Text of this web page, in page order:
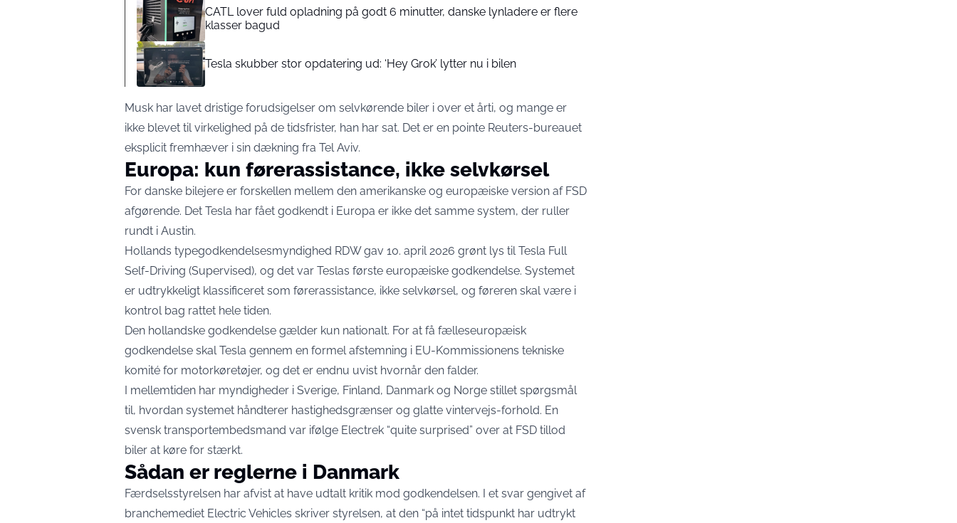
CATL lover fuld opladning på godt 6 minutter, danske lynladere er flere
klasser bagud
Tesla skubber stor opdatering ud: ‘Hey Grok’ lytter nu i bilen
Musk har lavet dristige forudsigelser om selvkørende biler i over et årti, og mange er
ikke blevet til virkelighed på de tidsfrister, han har sat. Det er en pointe Reuters-bureauet
eksplicit fremhæver i sin dækning fra Tel Aviv.
Europa: kun førerassistance, ikke selvkørsel
For danske bilejere er forskellen mellem den amerikanske og europæiske version af FSD
afgørende. Det Tesla har fået godkendt i Europa er ikke det samme system, der ruller
rundt i Austin.
Hollands typegodkendelsesmyndighed RDW gav 10. april 2026 grønt lys til Tesla Full
Self-Driving (Supervised), og det var Teslas første europæiske godkendelse. Systemet
er udtrykkeligt klassificeret som førerassistance, ikke selvkørsel, og føreren skal være i
kontrol bag rattet hele tiden.
Den hollandske godkendelse gælder kun nationalt. For at få fælleseuropæisk
godkendelse skal Tesla gennem en formel afstemning i EU-Kommissionens tekniske
komité for motorkøretøjer, og det er endnu uvist hvornår den falder.
I mellemtiden har myndigheder i Sverige, Finland, Danmark og Norge stillet spørgsmål
til, hvordan systemet håndterer hastighedsgrænser og glatte vintervejs-forhold. En
svensk transportembedsmand var ifølge Electrek “quite surprised” over at FSD tillod
biler at køre for stærkt.
Sådan er reglerne i Danmark
Færdselsstyrelsen har afvist at have udtalt kritik mod godkendelsen. I et svar gengivet af
branchemediet Electric Vehicles skriver styrelsen, at den “på intet tidspunkt har udtrykt